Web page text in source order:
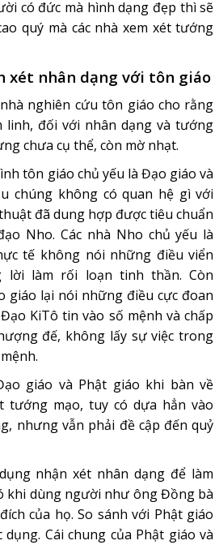
có đức mà hình dạng đẹp thì sẽ
quý mà các nhà xem xét tướng
xét nhân dạng với tôn giáo
nghiên cứu tôn giáo cho rằng
linh, đối với nhân dạng và tướng
chưa cụ thể, còn mờ nhạt.
tôn giáo chủ yếu là Đạo giáo và
chúng không có quan hệ gì với
đã dung hợp được tiêu chuẩn
Nho. Các nhà Nho chủ yếu là
tế không nói những điều viển
lời làm rối loạn tinh thần. Còn
giáo lại nói những điều cực đoan
KiTô tin vào số mệnh và chấp
đế, không lấy sự việc trong
giáo và Phật giáo khi bàn về
tướng mạo, tuy có dựa hẳn vào
nhưng vẫn phải đề cập đến quỷ
nhận xét nhân dạng để làm
khi dùng người như ông Đồng bà
của họ. So sánh với Phật giáo
Cái chung của Phật giáo và